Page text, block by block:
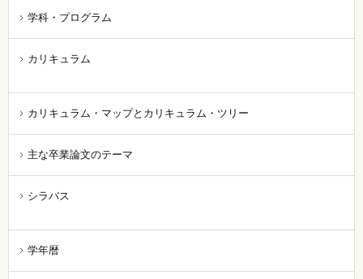
学科・プログラム
カリキュラム
カリキュラム・マップとカリキュラム・ツリー
主な卒業論文のテーマ
シラバス
学年暦